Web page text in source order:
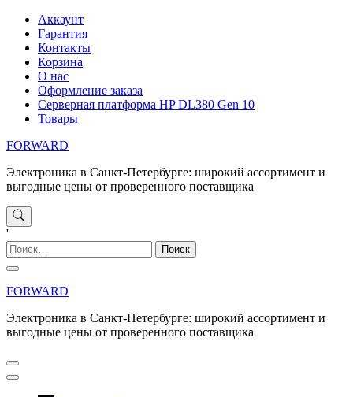
Перейти
содержимому
Аккаунт
Гарантия
Контакты
Корзина
О нас
Оформление заказа
Серверная платформа HP DL380 Gen 10
Товары
FORWARD
Электроника в Санкт-Петербурге: широкий ассортимент и
выгодные цены от проверенного поставщика
'
Найти:
FORWARD
Электроника в Санкт-Петербурге: широкий ассортимент и
выгодные цены от проверенного поставщика